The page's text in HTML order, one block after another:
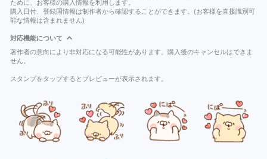
ために、お客様の購入情報を利用します。
購入日付、登録国情報は制作者から確認することができます。(お客様を直接識別可
能な情報は含まれません)
対応機能について
著作者の意向により非対応になる可能性があります。購入後のキャンセルはできま
せん。
スタンプをタップするとプレビューが表示されます。